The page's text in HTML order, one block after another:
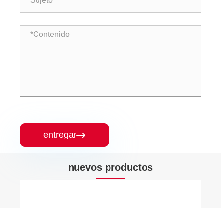
entregar
nuevos productos